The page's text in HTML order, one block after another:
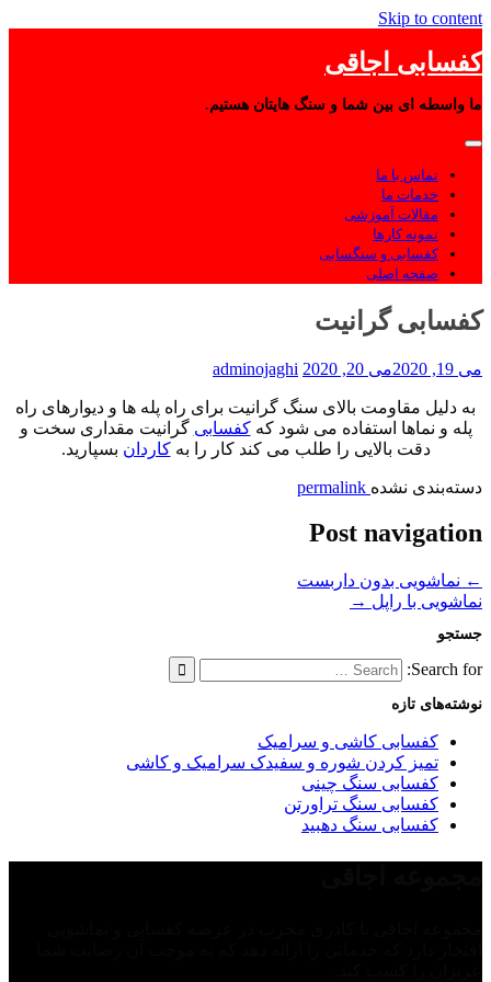
Skip to content
کفسابی اجاقی
ما واسطه ای بین شما و سنگ هایتان هستیم.
تماس با ما
خدمات ما
مقالات آموزشی
نمونه کارها
کفسابی و سنگسابی
صفحه اصلی
کفسابی گرانیت
می 19, 2020 می 20, 2020 adminojaghi
به دلیل مقاومت بالای سنگ گرانیت برای راه پله ها و دیوارهای راه
پله و نماها استفاده می شود کهکفسابی گرانیت مقداری سخت و
دقت بالایی را طلب می کند کار را بهکاردان بسپارید.
دسته‌بندی نشده
Post navigation
← نماشویی بدون داربست
نماشویی با راپل →
جستجو
Search for:
نوشته‌های تازه
کفسابی کاشی و سرامیک
تمیز کردن شوره و سفیدک سرامیک و کاشی
کفسابی سنگ چینی
کفسابی سنگ تراورتن
کفسابی سنگ دهبید